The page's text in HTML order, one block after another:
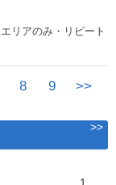
リアのみ・リピート
8 9 >>
>>